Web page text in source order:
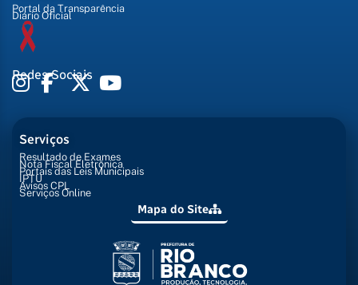
Portal da Transparência
Diário Oficial
Redes Sociais
Serviços
Resultado de Exames
Nota Fiscal Eletrônica
Portais das Leis Municipais
IPTU
Avisos CPL
Serviços Online
Mapa do Site